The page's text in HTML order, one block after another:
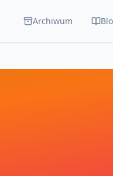
Archiwum